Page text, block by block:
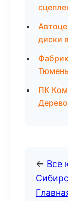
диски
ПК
← Все